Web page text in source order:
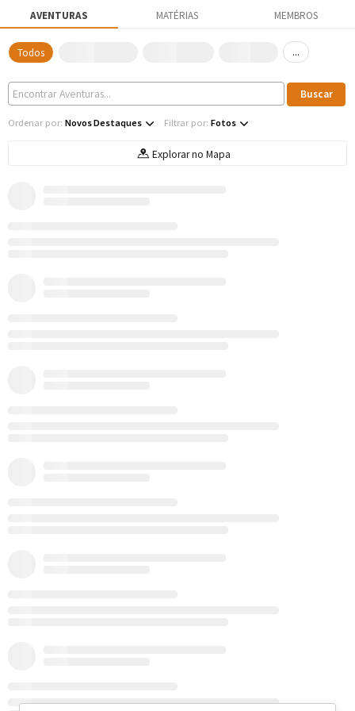
AVENTURAS MATÉRIAS MEMBROS
Todos ...
Ordenar por: Novos Destaques Filtrar por: Fotos
Explorar no Mapa